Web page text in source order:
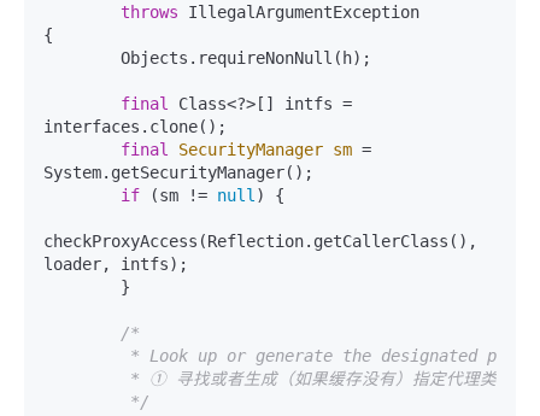
throws IllegalArgumentException
{
final
Class<?>[] intfs =
interfaces.clone();
final
SecurityManager sm =
System.getSecurityManager();
if (sm != null ) {
checkProxyAccess(Reflection.getCallerClass(),
loader, intfs);
/*
* Look up or generate the designated proxy
* ① 寻找或者生成（如果缓存没有）指定代理类
         */